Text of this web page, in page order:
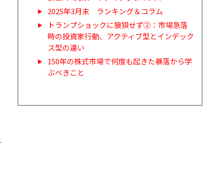
2025年3月末 ランキング＆コラム
トランプショックに狼狽せず②：市場急落
時の投資家行動、アクティブ型とインデック
ス型の違い
150年の株式市場で何度も起きた暴落から学
ぶべきこと